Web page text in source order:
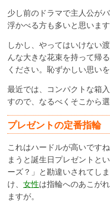
少し前のドラマで主人公が
浮かべる方も多いと思います
しかし、やってはいけない
んな大きな花束を持って帰る
ください。恥ずかしい思い
最近では、コンパクトな箱
すので、なるべくそこから
プレゼントの定番指輪
これはハードルが高いです
まうと誕生日プレゼントと
ーズ？」と勘違いされてし
け、 女性は指輪へのあこが
ますが。